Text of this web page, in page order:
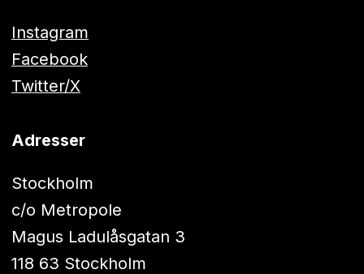
Instagram
Facebook
Twitter/X
Adresser
Stockholm
c/o Metropole
Magus Ladulåsgatan 3
118 63 Stockholm